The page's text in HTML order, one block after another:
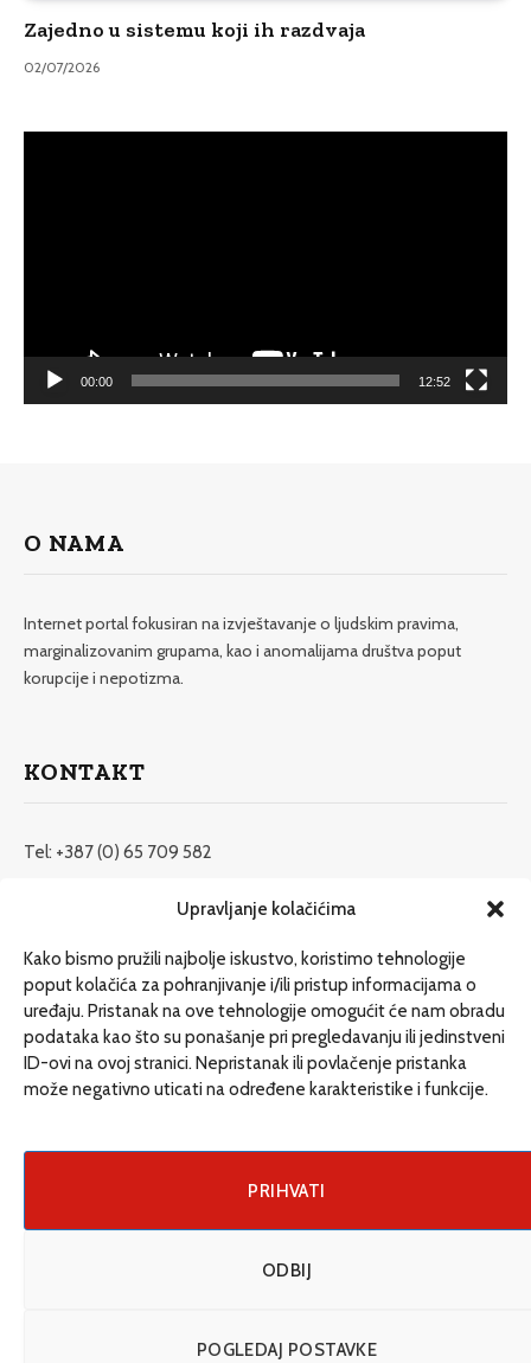
Upravljanje kolačićima
Kako bismo pružili najbolje iskustvo, koristimo tehnologije
poput kolačića za pohranjivanje i/ili pristup informacijama o
uređaju. Pristanak na ove tehnologije omogućit će nam obradu
podataka kao što su ponašanje pri pregledavanju ili jedinstveni
ID-ovi na ovoj stranici. Nepristanak ili povlačenje pristanka
može negativno uticati na određene karakteristike i funkcije.
PRIHVATI
ODBIJ
POGLEDAJ POSTAVKE
Zajedno u sistemu koji ih razdvaja
02/07/2026
00:00 12:52
O NAMA
Internet portal fokusiran na izvještavanje o ljudskim pravima,
marginalizovanim grupama, kao i anomalijama društva poput
korupcije i nepotizma.
KONTAKT
Tel: +387 (0) 65 709 582
redakcija@etrafika.net
Dosije
Drugi pišu
Društvo